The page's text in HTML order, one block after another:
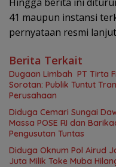
41 maupun instansi
pernyataan resmi
Berita Terkait
Dugaan Limbah PT Tirta
Sorotan: Publik Tuntut
Perusahaan
Diduga Cemari Sungai
Massa POSE RI dan
Pengusutan Tuntas
Diduga Oknum Pol Airud
Juta Milik Toke Muba